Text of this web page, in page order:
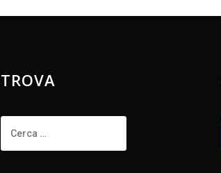
TROVA
per: